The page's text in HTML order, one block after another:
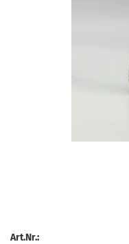
Art.Nr.: